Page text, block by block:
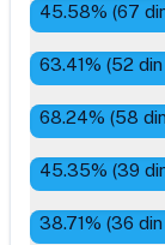
45.58% (67
63.41% (52 din
68.24% (58 din
45.35% (39
38.71% (36 din